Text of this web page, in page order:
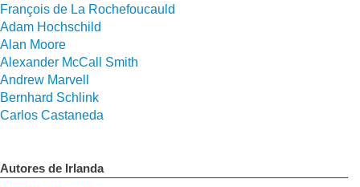
François de La Rochefoucauld
Adam Hochschild
Alan Moore
Alexander McCall Smith
Andrew Marvell
Bernhard Schlink
Carlos Castaneda
Autores de Irlanda